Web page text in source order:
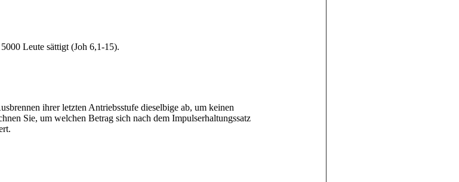
Leute sättigt (Joh 6,1-15).
ihrer letzten Antriebsstufe dieselbige ab, um keinen
Sie, um welchen Betrag sich nach dem Impulserhaltungssatz